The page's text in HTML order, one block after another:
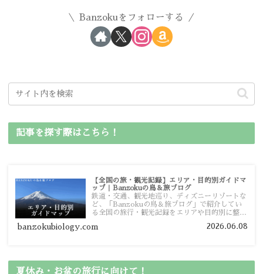
Banzokuをフォローする
記事を探す際はこちら！
【全国の旅・観光記録】エリア・目的別ガイドマ
ップ｜Banzokuの鳥＆旅ブログ
鉄道・交通、観光地巡り、ディズニーリゾートな
ど、「Banzokuの鳥＆旅ブログ」で紹介してい
る全国の旅行・観光記録をエリアや目的別に整理
ガイドマップからスムーズに見つけていただけま
banzokubiology.com 2026.06.08
夏休み・お盆の旅行に向けて！